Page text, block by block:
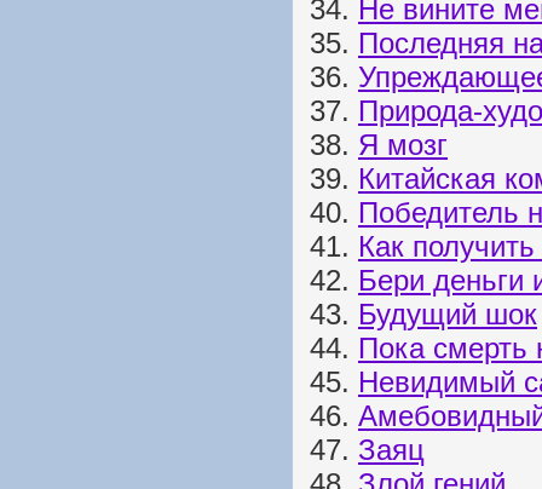
34. Не вините
35. Последняя
36.
37. Природа-
38. Я мозг
39. Китайская
40. Победитель
41. Как
42. Бери деньги
43. Будущий шок
44. Пока смерть
45. Невидимый
46.
47. Заяц